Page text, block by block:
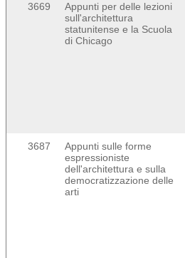
3669
Appunti per delle lezioni
sull'architettura
statunitense e la Scuola
di Chicago
3687
Appunti sulle forme
espressioniste
dell'architettura e sulla
democratizzazione delle
arti